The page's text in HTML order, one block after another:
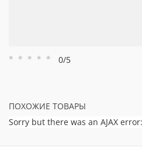
Рейтинг
Рейтинг
Рейтинг
Рейтинг
Рейтинг
0/5
ПОХОЖИЕ ТОВАРЫ
Sorry but there was an AJAX